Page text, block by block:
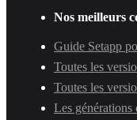
Nos meilleurs
Guide Setapp
Toutes les
Toutes les
Les